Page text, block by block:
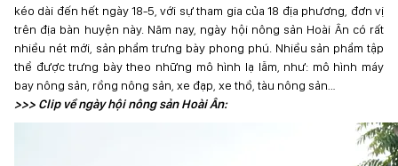
kéo dài đến hết ngày 18-5, với sự tham gia của 18 địa phương, đơn vị
trên địa bàn huyện này. Năm nay, ngày hội nông sản Hoài Ân có rất
nhiều nét mới, sản phẩm trưng bày phong phú. Nhiều sản phẩm tập
thể được trưng bày theo những mô hình lạ lẫm, như: mô hình máy
bay nông sản, rồng nông sản, xe đạp, xe thồ, tàu nông sản…
>>> Clip về ngày hội nông sản Hoài Ân: